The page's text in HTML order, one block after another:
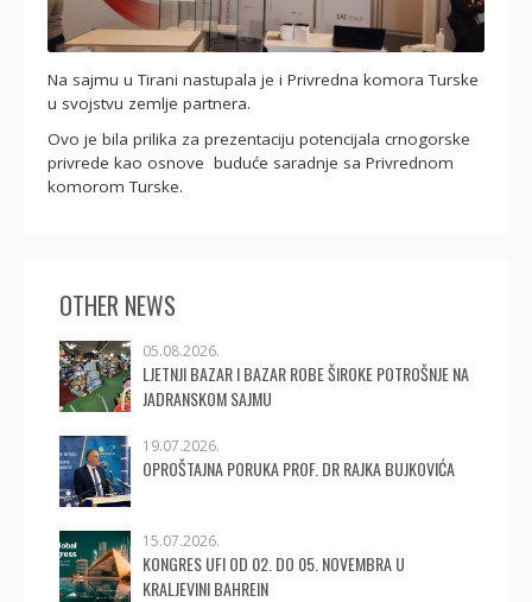
Na sajmu u Tirani nastupala je i Privredna komora Turske
u svojstvu zemlje partnera.
Ovo je bila prilika za prezentaciju potencijala crnogorske
privrede kao osnove buduće saradnje sa Privrednom
komorom Turske.
OTHER NEWS
05.08.2026.
LJETNJI BAZAR I BAZAR ROBE ŠIROKE POTROŠNJE NA
JADRANSKOM SAJMU
19.07.2026.
OPROŠTAJNA PORUKA PROF. DR RAJKA BUJKOVIĆA
15.07.2026.
KONGRES UFI OD 02. DO 05. NOVEMBRA U
KRALJEVINI BAHREIN